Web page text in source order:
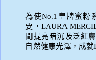
為使No.1 皇牌蜜粉
要，LAURA
間提亮暗沉及泛紅
自然健康光澤，成就